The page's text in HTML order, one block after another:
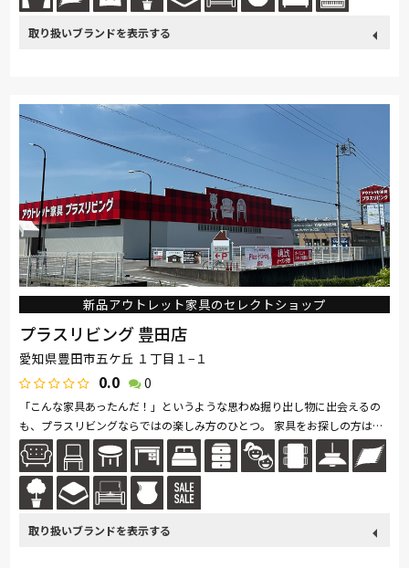
SIMMONS 浜本工芸 ナガノインテリア 小島工芸
綾野製作所 ドリームベッド Stressless
HTLワタリジャパン コイズミ Pamouna Calligaris
PARAMOUNT BED イバタインテリア
新品アウトレット家具のセレクトショップ
プラスリビング 豊田店
愛知県豊田市五ケ丘 １丁目１−１
0.0 0
「こんな家具あったんだ！」というような思わぬ掘り出し物に出会えるの
も、プラスリビングならではの楽しみ方のひとつ。 家具をお探しの方は是
非、プラスリビングでもインテリアをご覧ください！ また、価格...続きを
読む